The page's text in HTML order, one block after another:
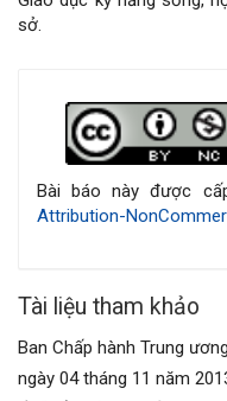
sở.
bài
Bài báo này được
Attribution-
Tài liệu tham khảo
Ban Chấp hành Trung
ngày 04 tháng 11 năm